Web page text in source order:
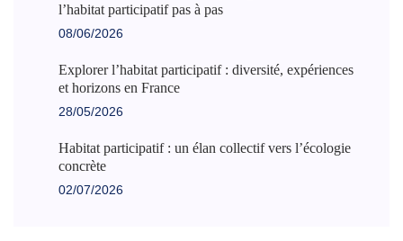
l’habitat participatif pas à pas
08/06/2026
Explorer l’habitat participatif : diversité, expériences
et horizons en France
28/05/2026
Habitat participatif : un élan collectif vers l’écologie
concrète
02/07/2026